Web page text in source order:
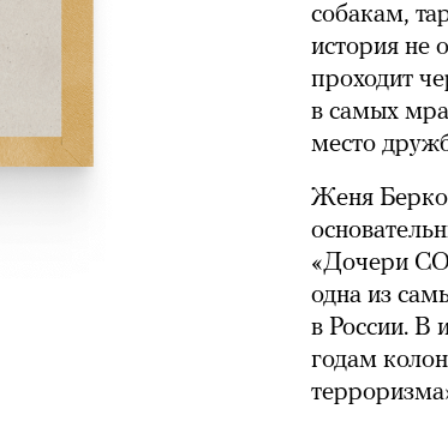
собакам,
история не
проходит
в самых
место
Женя
«Дочери
одна из
в России. В
годам